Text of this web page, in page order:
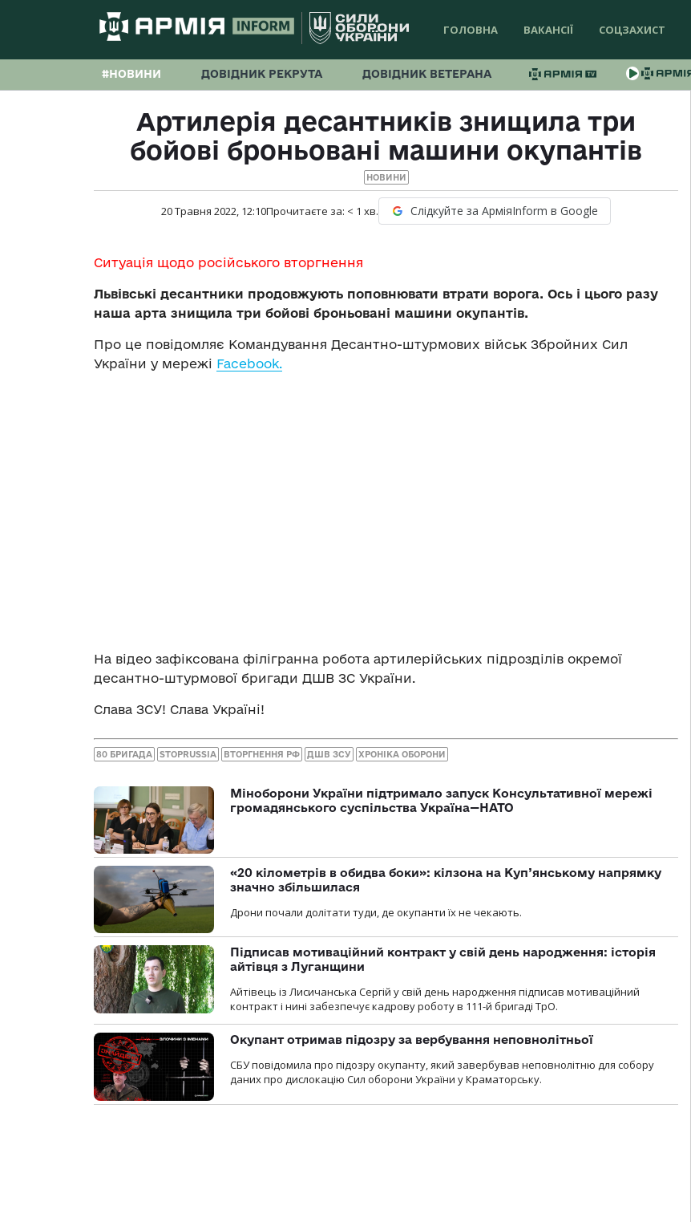
ГОЛОВНА ВАКАНСІЇ СОЦЗАХИСТ
#НОВИНИ ДОВІДНИК РЕКРУТА ДОВІДНИК ВЕТЕРАНА
Артилерія десантників знищила три
бойові броньовані машини окупантів
НОВИНИ
20 Травня 2022, 12:10Прочитаєте за: < 1 хв. Слідкуйте за АрміяInform в Google
Ситуація щодо російського вторгнення
Львівські десантники продовжують поповнювати втрати ворога. Ось і цього разу
наша арта знищила три бойові броньовані машини окупантів.
Про це повідомляє Командування Десантно-штурмових військ Збройних Сил
України у мережі Facebook.
На відео зафіксована філігранна робота артилерійських підрозділів окремої
десантно-штурмової бригади ДШВ ЗС України.
Слава ЗСУ! Слава Україні!
80 БРИГАДА STOPRUSSIA ВТОРГНЕННЯ РФ ДШВ ЗСУ ХРОНІКА ОБОРОНИ
Міноборони України підтримало запуск Консультативної мережі
громадянського суспільства Україна—НАТО
«20 кілометрів в обидва боки»: кілзона на Куп’янському напрямку
значно збільшилася
Дрони почали долітати туди, де окупанти їх не чекають.
Підписав мотиваційний контракт у свій день народження: історія
айтівця з Луганщини
Айтівець із Лисичанська Сергій у свій день народження підписав мотиваційний
контракт і нині забезпечує кадрову роботу в 111-й бригаді ТрО.
Окупант отримав підозру за вербування неповнолітньої
СБУ повідомила про підозру окупанту, який завербував неповнолітню для собору
даних про дислокацію Сил оборони України у Краматорську.